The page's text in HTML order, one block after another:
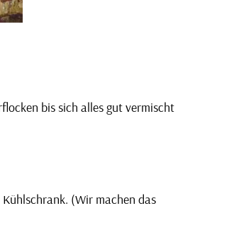
bis sich alles gut vermischt
(Wir machen das